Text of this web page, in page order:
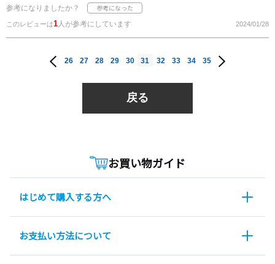
参考になりましたか？
このレビューは1人が参考にしています 2024/01/28
26 27 28 29 30 31 32 33 34 35
戻る
お買い物ガイド
はじめて購入する方へ
お支払い方法について